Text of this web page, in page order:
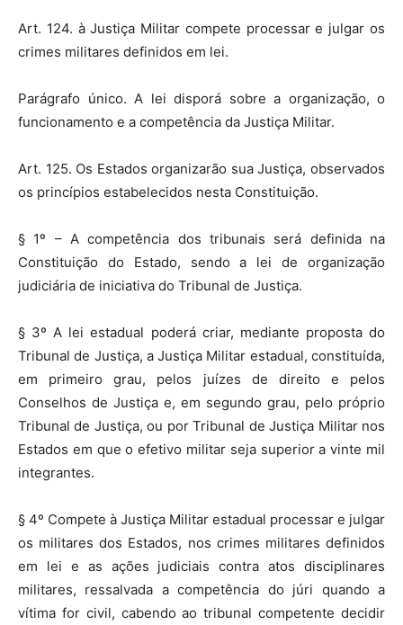
Art. 124. à Justiça Militar compete processar e julgar os
crimes militares definidos em lei.
Parágrafo único. A lei disporá sobre a organização, o
funcionamento e a competência da Justiça Militar.
Art. 125. Os Estados organizarão sua Justiça, observados
os princípios estabelecidos nesta Constituição.
§ 1º – A competência dos tribunais será definida na
Constituição do Estado, sendo a lei de organização
judiciária de iniciativa do Tribunal de Justiça.
§ 3º A lei estadual poderá criar, mediante proposta do
Tribunal de Justiça, a Justiça Militar estadual, constituída,
em primeiro grau, pelos juízes de direito e pelos
Conselhos de Justiça e, em segundo grau, pelo próprio
Tribunal de Justiça, ou por Tribunal de Justiça Militar nos
Estados em que o efetivo militar seja superior a vinte mil
integrantes.
§ 4º Compete à Justiça Militar estadual processar e julgar
os militares dos Estados, nos crimes militares definidos
em lei e as ações judiciais contra atos disciplinares
militares, ressalvada a competência do júri quando a
vítima for civil, cabendo ao tribunal competente decidir